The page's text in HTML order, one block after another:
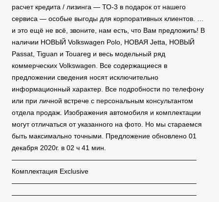
расчет кредита / лизинга — ТО-3 в подарок от нашего
сервиса — особые выгоды для корпоративных клиентов. …
и это ещё не всё, звоните, нам есть, что Вам предложить! В
наличии НОВЫЙ Volkswagen Polo, НОВАЯ Jetta, НОВЫЙ
Passat, Tiguan и Touareg и весь модельный ряд
коммерческих Volkswagen. Все содержащиеся в
предложении сведения носят исключительно
информационный характер. Все подробности по телефону
или при личной встрече с персональным консультантом
отдела продаж. Изображения автомобиля и комплектации
могут отличаться от указанного на фото. Но мы стараемся
быть максимально точными. Предложение обновлено 01
декабря 2020г. в 02 ч 41 мин.
———————————————————————————
Комплектация Exclusive
———————————————————————————
———————————————————————————